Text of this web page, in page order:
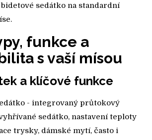
sedátko na standardní
funkce a
s vaší mísou
a klíčové funkce
- integrovaný průtokový
sedátko, nastavení teploty
trysky, dámské mytí, často i